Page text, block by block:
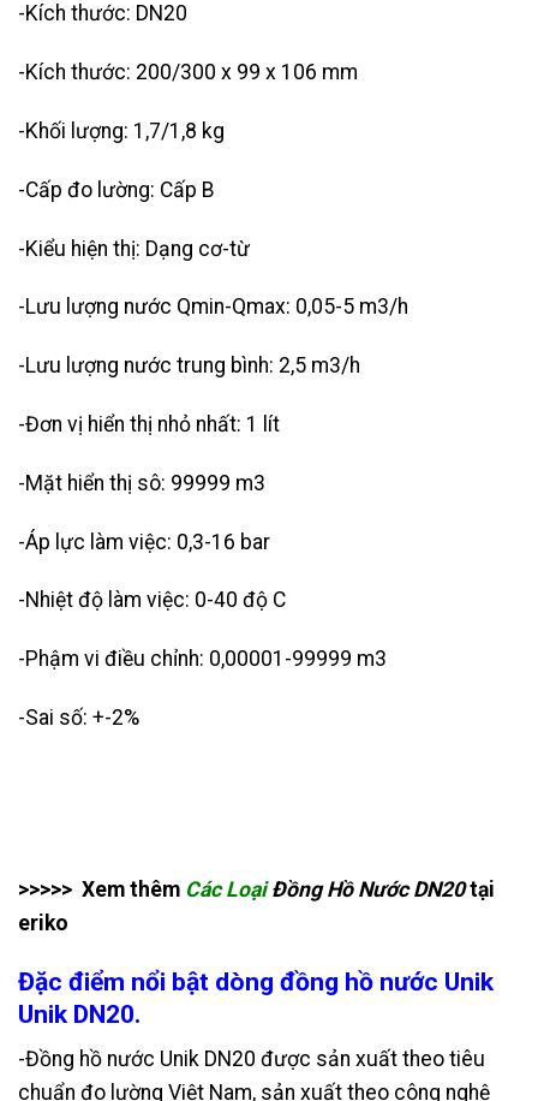
-Kích thước: DN20
-Kích thước: 200/300 x 99 x 106 mm
-Khối lượng: 1,7/1,8 kg
-Cấp đo lường: Cấp B
-Kiểu hiện thị: Dạng cơ-từ
-Lưu lượng nước Qmin-Qmax: 0,05-5 m3/h
-Lưu lượng nước trung bình: 2,5 m3/h
-Đơn vị hiển thị nhỏ nhất: 1 lít
-Mặt hiển thị sô: 99999 m3
-Áp lực làm việc: 0,3-16 bar
-Nhiệt độ làm việc: 0-40 độ C
-Phậm vi điều chỉnh: 0,00001-99999 m3
-Sai số: +-2%
>>>>> Xem thêm Các LoạiĐồng Hồ Nước DN20tại
eriko
Đặc điểm nổi bật dòng đồng hồ nước Unik
Unik DN20.
-Đồng hồ nước Unik DN20 được sản xuất theo tiêu
chuẩn đo lường Việt Nam, sản xuất theo công nghệ